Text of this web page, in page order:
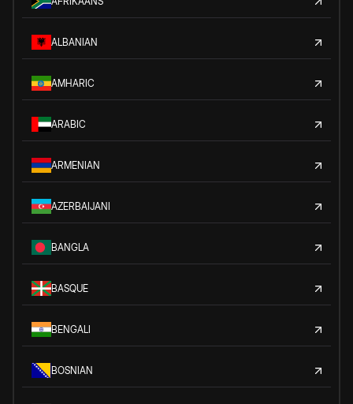
ALBANIAN
AMHARIC
ARABIC
ARMENIAN
AZERBAIJANI
BANGLA
BASQUE
BENGALI
BOSNIAN